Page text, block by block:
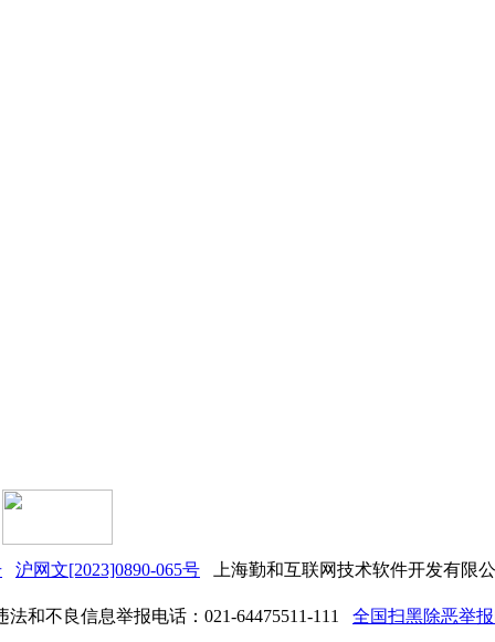
沪网文[2023]0890-065号 上海勤和互联网技术软件开发有限公
和不良信息举报电话：021-64475511-111 全国扫黑除恶举